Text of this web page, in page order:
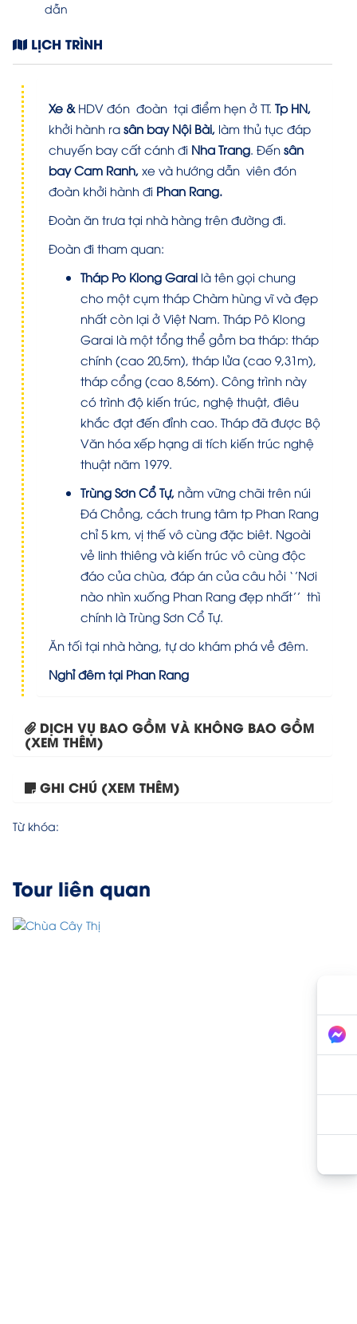
dẫn
LỊCH TRÌNH
Xe & HDV đón đoàn tại điểm hẹn ở TT. Tp HN,
khởi hành ra sân bay Nội Bài, làm thủ tục đáp
chuyến bay cất cánh đi Nha Trang. Đến sân
bay Cam Ranh, xe và hướng dẫn viên đón
đoàn khởi hành đi Phan Rang.
Đoàn ăn trưa tại nhà hàng trên đường đi.
Đoàn đi tham quan:
Tháp Po Klong Garai là tên gọi chung
cho một cụm tháp Chàm hùng vĩ và đẹp
nhất còn lại ở Việt Nam. Tháp Pô Klong
Garai là một tổng thể gồm ba tháp: tháp
chính (cao 20,5m), tháp lửa (cao 9,31m),
tháp cổng (cao 8,56m). Công trình này
có trình độ kiến trúc, nghệ thuật, điêu
khắc đạt đến đỉnh cao. Tháp đã được Bộ
Văn hóa xếp hạng di tích kiến trúc nghệ
thuật năm 1979.
Trùng Sơn Cổ Tự, nằm vững chãi trên núi
Đá Chồng, cách trung tâm tp Phan Rang
chỉ 5 km, vị thế vô cùng đặc biêt. Ngoài
vẻ linh thiêng và kiến trúc vô cùng độc
đáo của chùa, đáp án của câu hỏi ‘’Nơi
nào nhìn xuống Phan Rang đẹp nhất’’ thì
chính là Trùng Sơn Cổ Tự.
Ăn tối tại nhà hàng, tự do khám phá về đêm.
Nghỉ đêm tại Phan Rang
DỊCH VỤ BAO GỒM VÀ KHÔNG BAO GỒM
(XEM THÊM)
GHI CHÚ (XEM THÊM)
Từ khóa:
Tour liên quan
Tour Bái Đính – Địa...